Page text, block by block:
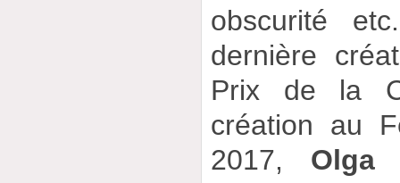
obscurité
dernière
Prix de la
création au
2017, Olga